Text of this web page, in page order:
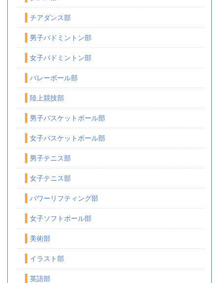
チアダンス部
男子バドミントン部
女子バドミントン部
バレーボール部
陸上競技部
男子バスケットボール部
女子バスケットボール部
男子テニス部
女子テニス部
パワーリフティング部
女子ソフトボール部
美術部
イラスト部
英語部